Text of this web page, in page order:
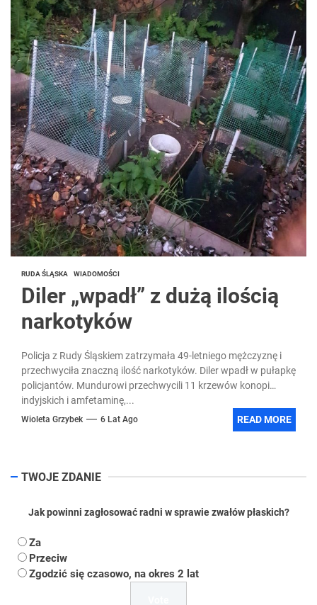
RUDA ŚLĄSKA WIADOMOŚCI
Diler „wpadł” z dużą ilością
narkotyków
Policja z Rudy Śląskiem zatrzymała 49-letniego mężczyznę i
przechwyciła znaczną ilość narkotyków. Diler wpadł w pułapkę
policjantów. Mundurowi przechwycili 11 krzewów konopi
indyjskich i amfetaminę,...
Wioleta Grzybek 6 Lat Ago READ MORE
TWOJE ZDANIE
Jak powinni zagłosować radni w sprawie zwałów płaskich?
Za
Przeciw
Zgodzić się czasowo, na okres 2 lat